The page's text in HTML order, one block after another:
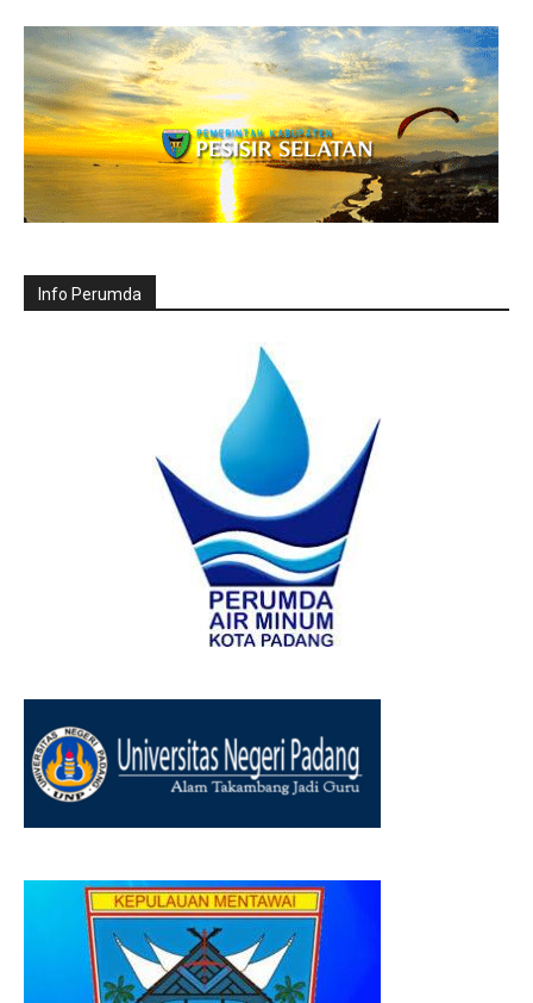
Info Perumda